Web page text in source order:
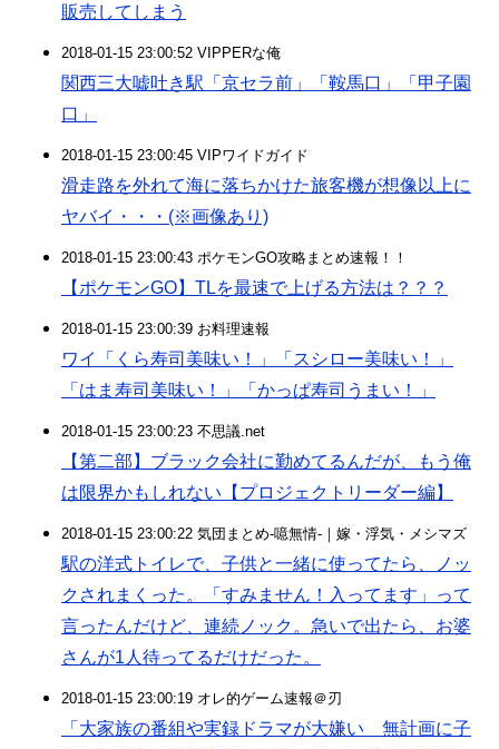
販売してしまう
2018-01-15 23:00:52 VIPPERな俺
関西三大嘘吐き駅「京セラ前」「鞍馬口」「甲子園
口」
2018-01-15 23:00:45 VIPワイドガイド
滑走路を外れて海に落ちかけた旅客機が想像以上に
ヤバイ・・・(※画像あり)
2018-01-15 23:00:43 ポケモンGO攻略まとめ速報！！
【ポケモンGO】TLを最速で上げる方法は？？？
2018-01-15 23:00:39 お料理速報
ワイ「くら寿司美味い！」「スシロー美味い！」
「はま寿司美味い！」「かっぱ寿司うまい！」
2018-01-15 23:00:23 不思議.net
【第二部】ブラック会社に勤めてるんだが、もう俺
は限界かもしれない【プロジェクトリーダー編】
2018-01-15 23:00:22 気団まとめ-噫無情-｜嫁・浮気・メシマズ
駅の洋式トイレで、子供と一緒に使ってたら、ノッ
クされまくった。「すみません！入ってます」って
言ったんだけど、連続ノック。急いで出たら、お婆
さんが1人待ってるだけだった。
2018-01-15 23:00:19 オレ的ゲーム速報＠刃
「大家族の番組や実録ドラマが大嫌い 無計画に子